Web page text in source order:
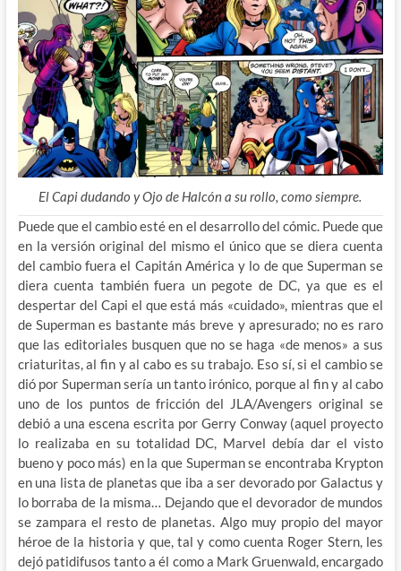
El Capi dudando y Ojo de Halcón a su rollo, como siempre.
Puede que el cambio esté en el desarrollo del cómic. Puede que
en la versión original del mismo el único que se diera cuenta
del cambio fuera el Capitán América y lo de que Superman se
diera cuenta también fuera un pegote de DC, ya que es el
despertar del Capi el que está más «cuidado», mientras que el
de Superman es bastante más breve y apresurado; no es raro
que las editoriales busquen que no se haga «de menos» a sus
criaturitas, al fin y al cabo es su trabajo. Eso sí, si el cambio se
dió por Superman sería un tanto irónico, porque al fin y al cabo
uno de los puntos de fricción del JLA/Avengers original se
debió a una escena escrita por Gerry Conway (aquel proyecto
lo realizaba en su totalidad DC, Marvel debía dar el visto
bueno y poco más) en la que Superman se encontraba Krypton
en una lista de planetas que iba a ser devorado por Galactus y
lo borraba de la misma… Dejando que el devorador de mundos
se zampara el resto de planetas. Algo muy propio del mayor
héroe de la historia y que, tal y como cuenta Roger Stern, les
dejó patidifusos tanto a él como a Mark Gruenwald, encargado